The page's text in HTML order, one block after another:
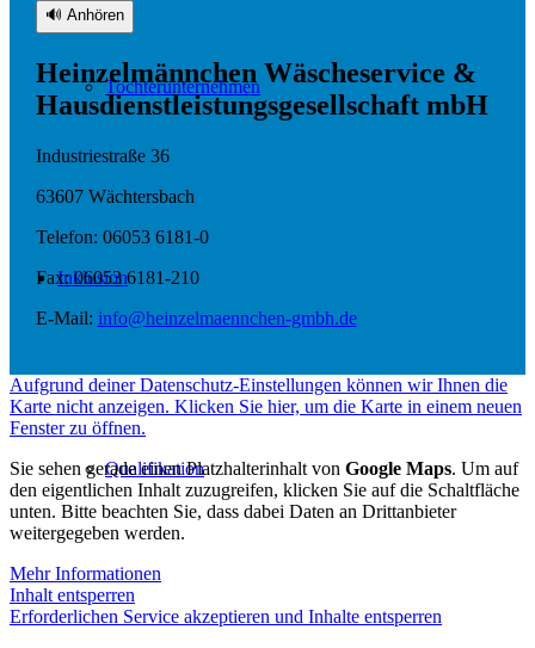
Tochterunternehmen
Inklusion
Qualifikation
🔊 Anhören
Heinzelmännchen Wäscheservice &
Hausdienstleistungsgesellschaft mbH
Industriestraße 36
63607 Wächtersbach
Telefon: 06053 6181-0
Fax: 06053 6181-210
E-Mail: info@heinzelmaennchen-gmbh.de
Aufgrund deiner Datenschutz-Einstellungen können wir Ihnen die
Karte nicht anzeigen. Klicken Sie hier, um die Karte in einem neuen
Fenster zu öffnen.
Sie sehen gerade einen Platzhalterinhalt von Google Maps. Um auf
den eigentlichen Inhalt zuzugreifen, klicken Sie auf die Schaltfläche
unten. Bitte beachten Sie, dass dabei Daten an Drittanbieter
weitergegeben werden.
Mehr Informationen
Inhalt entsperren
Erforderlichen Service akzeptieren und Inhalte entsperren